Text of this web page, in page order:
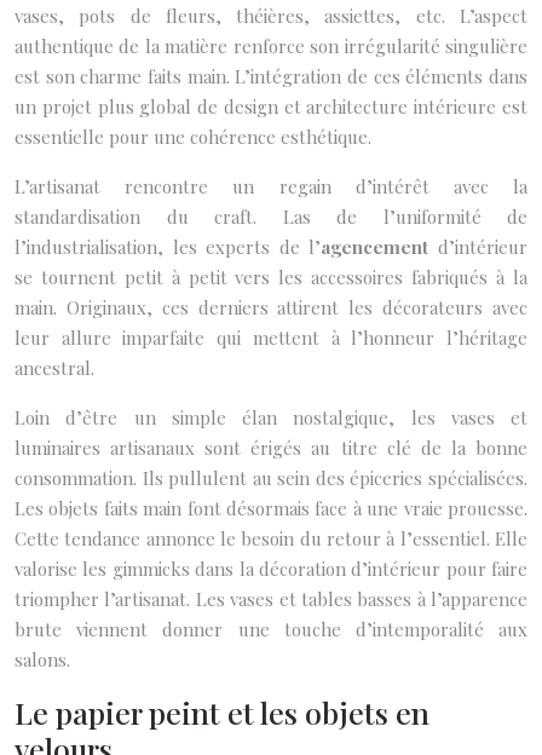
vases, pots de fleurs, théières, assiettes, etc. L’aspect
authentique de la matière renforce son irrégularité singulière
est son charme faits main. L’intégration de ces éléments dans
un projet plus global de design et architecture intérieure est
essentielle pour une cohérence esthétique.
L’artisanat rencontre un regain d’intérêt avec la
standardisation du craft. Las de l’uniformité de
l’industrialisation, les experts de l’agencement d’intérieur
se tournent petit à petit vers les accessoires fabriqués à la
main. Originaux, ces derniers attirent les décorateurs avec
leur allure imparfaite qui mettent à l’honneur l’héritage
ancestral.
Loin d’être un simple élan nostalgique, les vases et
luminaires artisanaux sont érigés au titre clé de la bonne
consommation. Ils pullulent au sein des épiceries spécialisées.
Les objets faits main font désormais face à une vraie prouesse.
Cette tendance annonce le besoin du retour à l’essentiel. Elle
valorise les gimmicks dans la décoration d’intérieur pour faire
triompher l’artisanat. Les vases et tables basses à l’apparence
brute viennent donner une touche d’intemporalité aux
salons.
Le papier peint et les objets en